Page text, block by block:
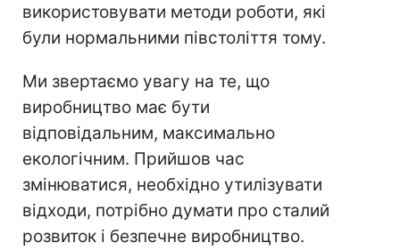
використовувати методи роботи, які
були нормальними півстоліття тому.
Ми звертаємо увагу на те, що
виробництво має бути
відповідальним, максимально
екологічним. Прийшов час
змінюватися, необхідно утилізувати
відходи, потрібно думати про сталий
розвиток і безпечне виробництво.